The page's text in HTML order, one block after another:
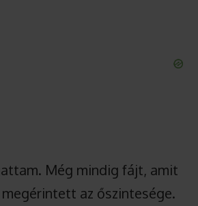
Még mindig fájt, amit
az őszintesége.